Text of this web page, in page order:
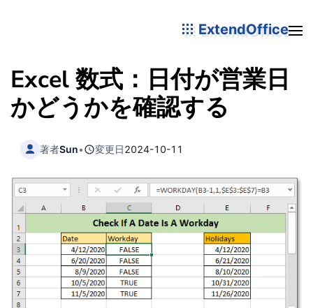
ExtendOffice
Excel 数式：日付が営業日
かどうかを確認する
著者Sun• 変更日2024-10-11